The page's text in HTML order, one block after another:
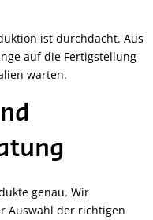
ist durchdacht. Aus
auf die Fertigstellung
warten.
genau. Wir
Auswahl der richtigen